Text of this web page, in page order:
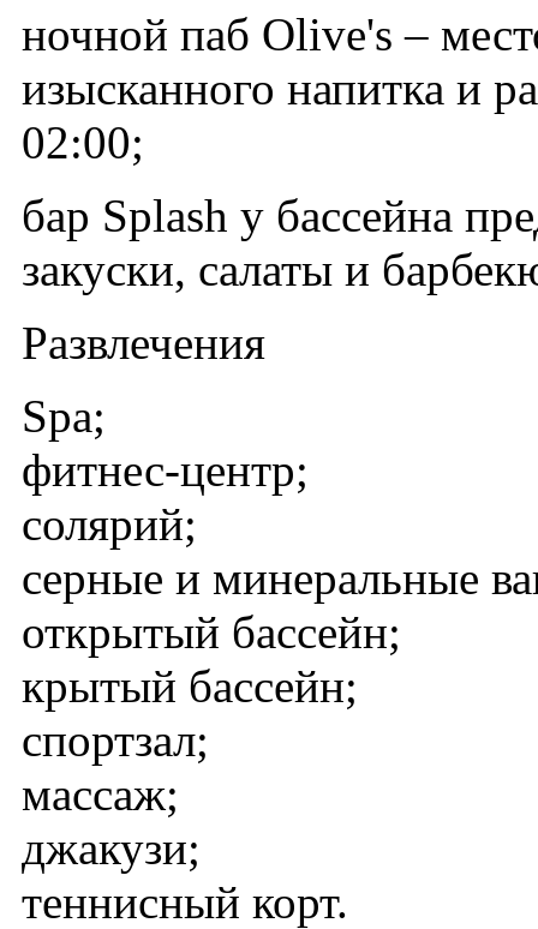
ночной паб Olive's –
изысканного напитка и
02:00;
бар Splash у бассейна
закуски, салаты и
Развлечения
Spa;
фитнес-центр;
солярий;
серные и минеральные
открытый бассейн;
крытый бассейн;
спортзал;
массаж;
джакузи;
теннисный корт.